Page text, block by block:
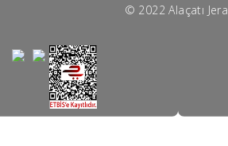
© 2022 Alaçatı Jera